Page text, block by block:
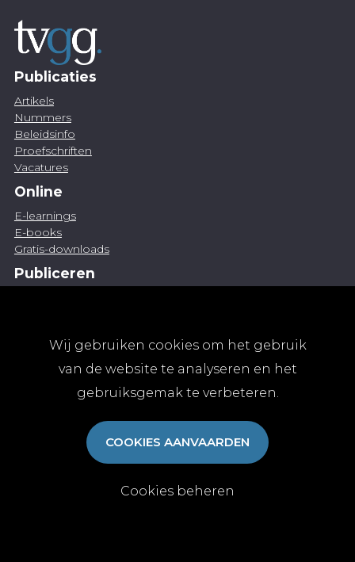
Wij gebruiken cookies om het gebruik
van de website te analyseren en het
gebruiksgemak te verbeteren.
COOKIES AANVAARDEN
Cookies beheren
Publicaties
Artikels
Nummers
Beleidsinfo
Proefschriften
Vacatures
Online
E-learnings
E-books
Gratis-downloads
Publiceren
Abonnementen
Algemene abonnementsvoorwaarden